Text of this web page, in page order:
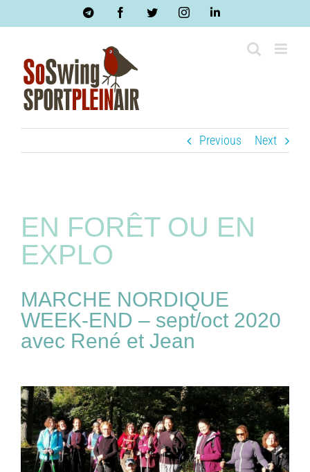
TelegramFacebookTwitterInstagramLinkedIn
Previous Next
EN FORÊT OU EN
EXPLO
MARCHE NORDIQUE
WEEK-END – sept/oct 2020
avec René et Jean